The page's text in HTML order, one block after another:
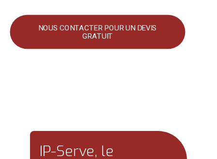
NOUS CONTACTER POUR UN DEVIS
GRATUIT
IP-Serve, le